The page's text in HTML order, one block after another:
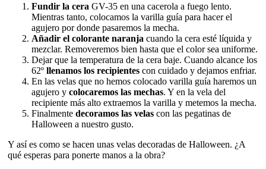
Fundir la cera GV-35 en una cacerola a fuego lento.
Mientras tanto, colocamos la varilla guía para hacer el
agujero por donde pasaremos la mecha.
Añadir el colorante naranja cuando la cera esté líquida y
mezclar. Removeremos bien hasta que el color sea uniforme.
Dejar que la temperatura de la cera baje. Cuando alcance los
62º llenamos los recipientes con cuidado y dejamos enfriar.
En las velas que no hemos colocado varilla guía haremos un
agujero y colocaremos las mechas. Y en la vela del
recipiente más alto extraemos la varilla y metemos la mecha.
Finalmente decoramos las velas con las pegatinas de
Halloween a nuestro gusto.
Y así es como se hacen unas velas decoradas de Halloween. ¿A
qué esperas para ponerte manos a la obra?